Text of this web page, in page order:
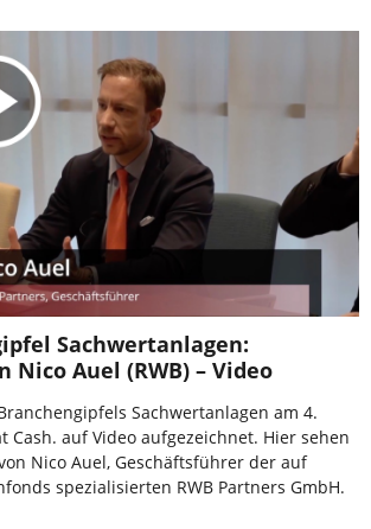
Sachwertanlagen:
Nico Auel (RWB) – Video
Sachwertanlagen am 4.
Cash. auf Video aufgezeichnet. Hier sehen
Nico Auel, Geschäftsführer der auf
spezialisierten RWB Partners GmbH.